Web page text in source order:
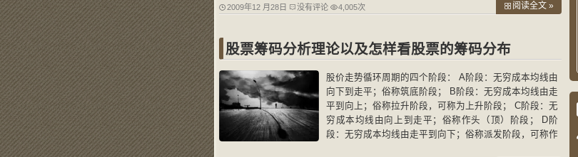
2009年12 月28日 没有评论 4,005次 阅读全文 »
股票筹码分析理论以及怎样看股票的筹码分布
股价走势循环周期的四个阶段： A阶段：无穷成本均线由
向下到走平；俗称筑底阶段； B阶段：无穷成本均线由走
平到向上；俗称拉升阶段，可称为上升阶段； C阶段：无
穷成本均线由向上到走平；俗称作头（顶）阶段； D阶
段：无穷成本均线由走平到向下；俗称派发阶段，可称作